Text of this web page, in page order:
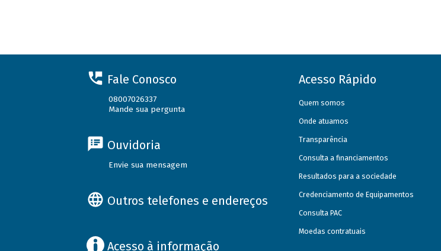
Fale Conosco
08007026337
Mande sua pergunta
Ouvidoria
Envie sua mensagem
Outros telefones e endereços
Acesso à informação
Acesso Rápido
Quem somos
Onde atuamos
Transparência
Consulta a financiamentos
Resultados para a sociedade
Credenciamento de Equipamentos
Consulta PAC
Moedas contratuais